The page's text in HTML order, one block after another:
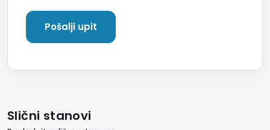
Slični stanovi